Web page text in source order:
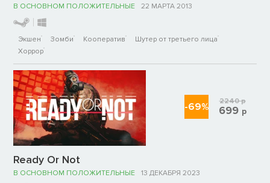
В ОСНОВНОМ ПОЛОЖИТЕЛЬНЫЕ 22 МАРТА 2013
Экшен Зомби Кооператив
Шутер от третьего лица
Хоррор
Ready Or Not
В ОСНОВНОМ ПОЛОЖИТЕЛЬНЫЕ 13 ДЕКАБРЯ 2023
-69% 2240р
699 р